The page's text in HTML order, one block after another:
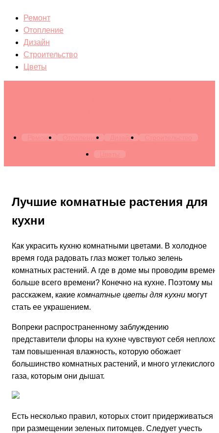
Ремонт
Отопление
Дизайн
Строительство
Цветы
Ремонт Отопление Дизайн
Лучшие комнатные растения для
кухни
Как украсить кухню комнатными цветами. В холодное
время года радовать глаз может только зелень
комнатных растений. А где в доме мы проводим
больше всего времени? Конечно на кухне. Поэтому мы
расскажем, какие комнатные цветы для кухни могут
стать ее украшением.
Bопреки распространенному заблуждению
представители флоры на кухне чувствуют себя неплохо
там повышен­ная влажность, которую обожает
большинство комнатных растений, и много углекисло­го
газа, которым они дышат.
Есть несколько правил, которых стоит придерживаться
при размещении зеленых питомцев. Следует учесть